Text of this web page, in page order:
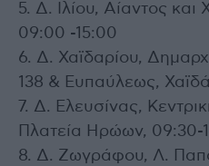
5. Δ. Ιλίου, Αίαντος και
09:00 -15:00
6. Δ. Χαϊδαρίου,
138 & Ευπαύλεως,
7. Δ. Ελευσίνας,
Πλατεία Ηρώων, 09:30-
8. Δ. Ζωγράφου, Λ.